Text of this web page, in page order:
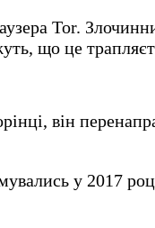
Tor.
що це
він
у 2017